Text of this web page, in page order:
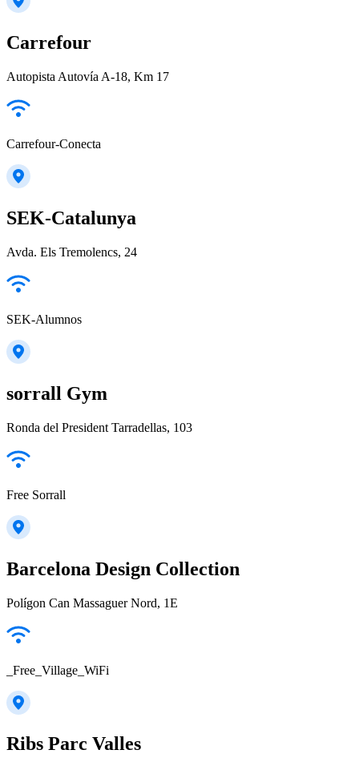
Carrefour
Autopista Autovía A-18, Km 17
Carrefour-Conecta
SEK-Catalunya
Avda. Els Tremolencs, 24
SEK-Alumnos
sorrall Gym
Ronda del President Tarradellas, 103
Free Sorrall
Barcelona Design Collection
Polígon Can Massaguer Nord, 1E
_Free_Village_WiFi
Ribs Parc Valles